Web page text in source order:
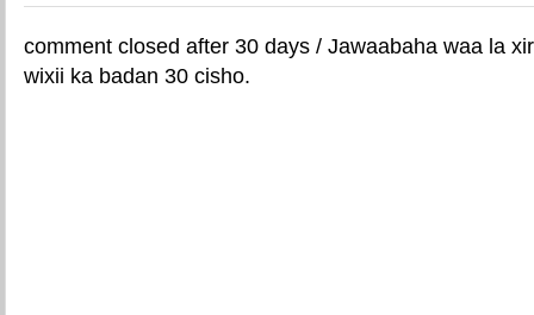
comment closed after 30 days / Jawaabaha waa la
wixii ka badan 30 cisho.